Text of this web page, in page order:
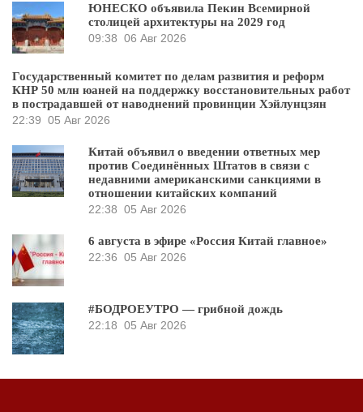
ЮНЕСКО объявила Пекин Всемирной
столицей архитектуры на 2029 год
09:38 06 Авг 2026
Государственный комитет по делам развития и реформ
КНР 50 млн юаней на поддержку восстановительных работ
в пострадавшей от наводнений провинции Хэйлунцзян
22:39 05 Авг 2026
Китай объявил о введении ответных мер
против Соединённых Штатов в связи с
недавними американскими санкциями в
отношении китайских компаний
22:38 05 Авг 2026
6 августа в эфире «Россия Китай главное»
22:36 05 Авг 2026
#БОДРОЕУТРО — грибной дождь
22:18 05 Авг 2026